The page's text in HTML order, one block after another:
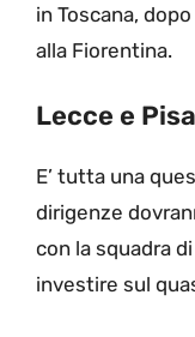
in Toscana,
alla Fiorentina.
Lecce e
E’ tutta una
dirigenze
con la squadra
investire sul